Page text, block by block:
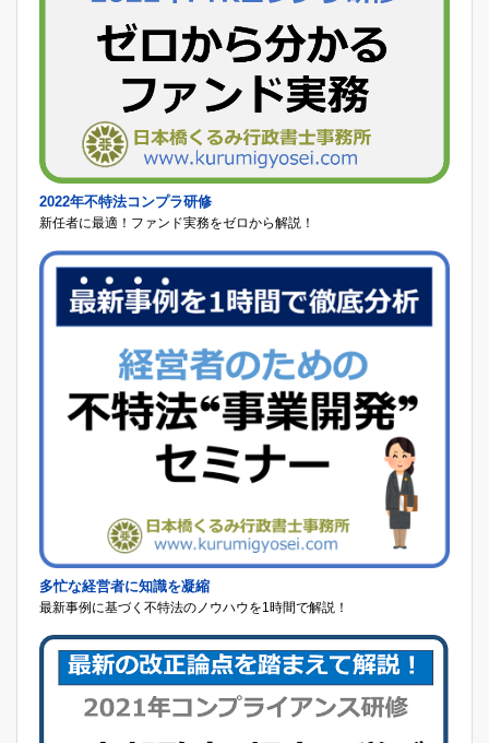
2022年不特法コンプラ研修
新任者に最適！ファンド実務をゼロから解説！
多忙な経営者に知識を凝縮
最新事例に基づく不特法のノウハウを1時間で解説！